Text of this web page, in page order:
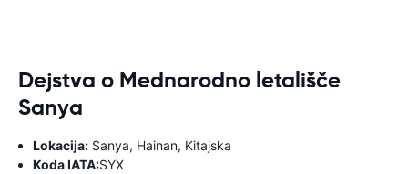
Dejstva o Mednarodno letališče
Sanya
Lokacija: Sanya, Hainan, Kitajska
Koda IATA:SYX